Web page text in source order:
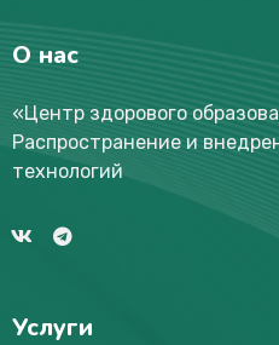
О нас
«Центр здорового
Распространение и
технологий
Услуги